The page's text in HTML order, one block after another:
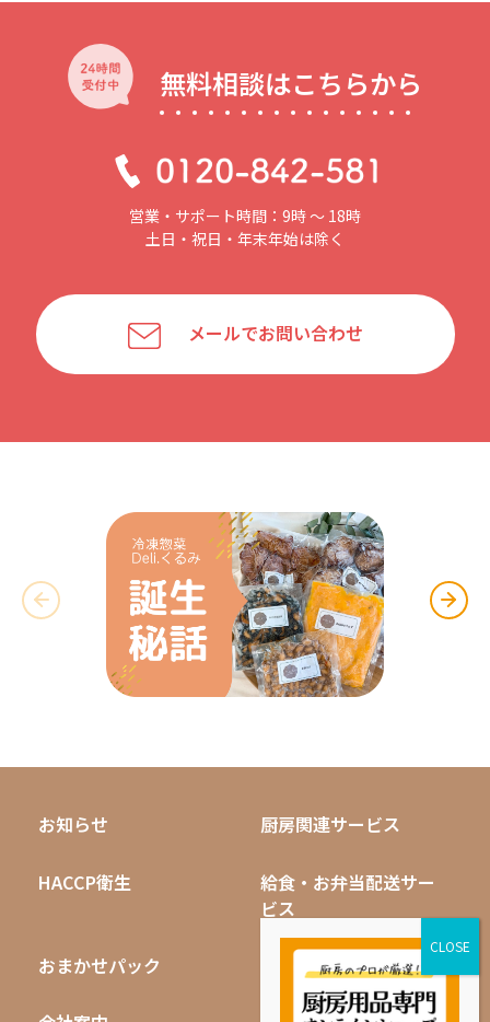
無料相談はこちらから
営業・サポート時間：9時 〜 18時
土日・祝日・年末年始は除く
メールでお問い合わせ
お知らせ 厨房関連サービス
HACCP衛生
給食・お弁当配送サー
ビス
おまかせパック 無料キャンペーン